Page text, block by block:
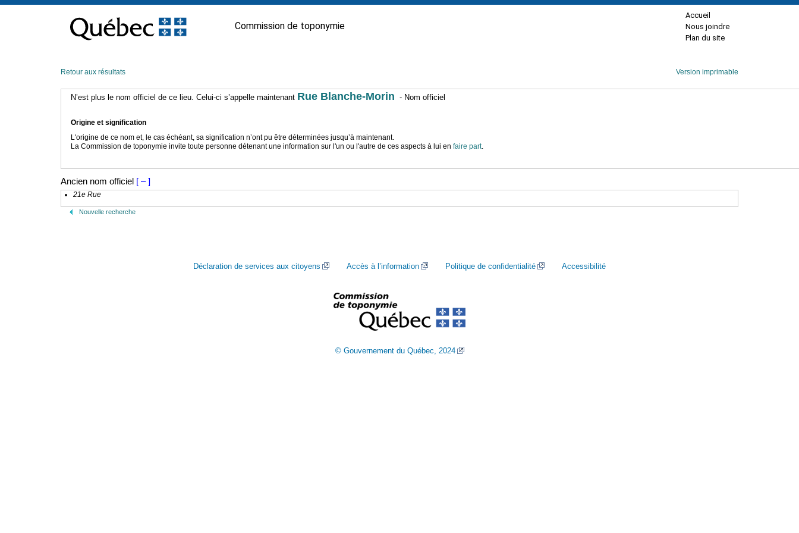
contenu
Commission de toponymie
Accueil
Nous joindre
Plan du site
Retour aux résultats Version imprimable
N’est plus le nom officiel de ce lieu. Celui-ci s’appelle maintenant Rue Blanche-Morin - Nom officiel
Origine et signification
L'origine de ce nom et, le cas échéant, sa signification n’ont pu être déterminées jusqu’à maintenant.
La Commission de toponymie invite toute personne détenant une information sur l'un ou l'autre de ces aspects à lui en faire part.
Ancien nom officiel [ – ]
21e Rue
Nouvelle recherche
Déclaration de services aux citoyens Accès à l’information Politique de confidentialité Accessibilité
© Gouvernement du Québec, 2024